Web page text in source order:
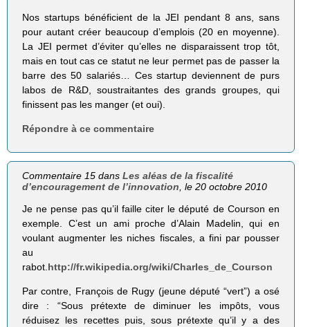
Nos startups bénéficient de la JEI pendant 8 ans, sans
pour autant créer beaucoup d’emplois (20 en moyenne).
La JEI permet d’éviter qu’elles ne disparaissent trop tôt,
mais en tout cas ce statut ne leur permet pas de passer la
barre des 50 salariés… Ces startup deviennent de purs
labos de R&D, soustraitantes des grands groupes, qui
finissent pas les manger (et oui).
Répondre à ce commentaire
Commentaire 15 dansLes aléas de la fiscalité
d’encouragement de l’innovation , le 20 octobre 2010
Je ne pense pas qu’il faille citer le député de Courson en
exemple. C’est un ami proche d’Alain Madelin, qui en
voulant augmenter les niches fiscales, a fini par pousser
au
rabot. http://fr.wikipedia.org/wiki/Charles_de_Courson
Par contre, François de Rugy (jeune député “vert”) a osé
dire : “Sous prétexte de diminuer les impôts, vous
réduisez les recettes puis, sous prétexte qu’il y a des